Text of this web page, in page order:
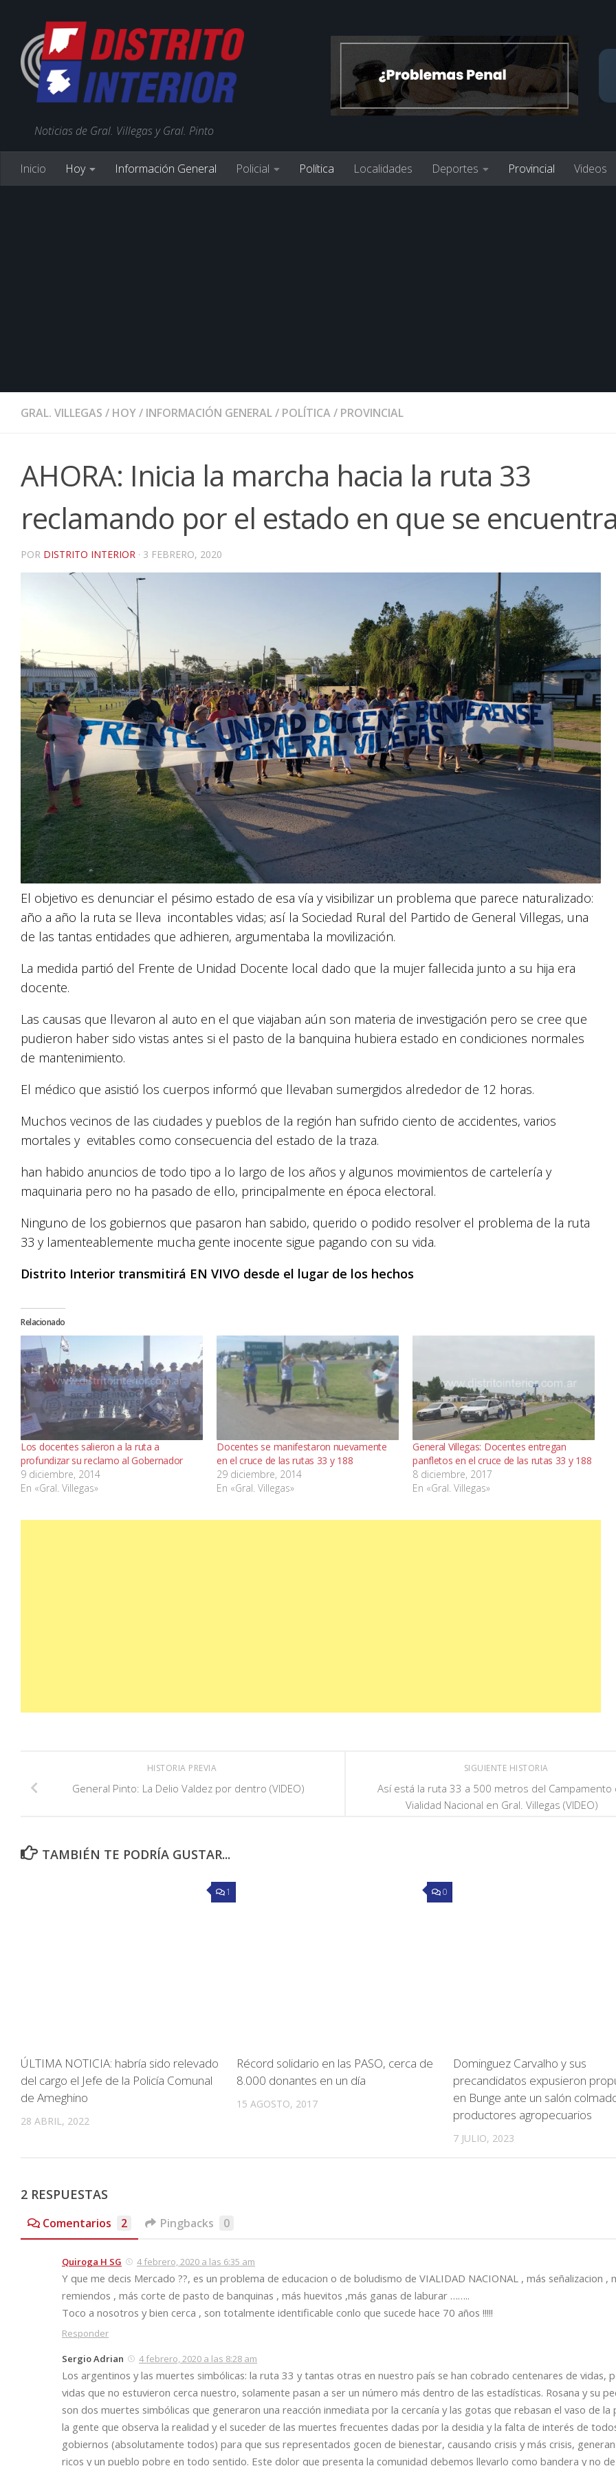
Noticias de Gral. Villegas y Gral. Pinto
Inicio Hoy Información General Policial Política Localidades Deportes Provincial Videos
GRAL. VILLEGAS / HOY/ INFORMACIÓN GENERAL/ POLÍTICA/ PROVINCIAL
AHORA: Inicia la marcha hacia la ruta 33
reclamando por el estado en que se
POR DISTRITO INTERIOR · 3 FEBRERO, 2020
El objetivo es denunciar el pésimo estado de esa vía y visibilizar un problema que parece naturalizado:
año a año la ruta se lleva incontables vidas; así la Sociedad Rural del Partido de General Villegas, una
de las tantas entidades que adhieren, argumentaba la movilización.
La medida partió del Frente de Unidad Docente local dado que la mujer fallecida junto a su hija era
docente.
Las causas que llevaron al auto en el que viajaban aún son materia de investigación pero se cree que
pudieron haber sido vistas antes si el pasto de la banquina hubiera estado en condiciones normales
de mantenimiento.
El médico que asistió los cuerpos informó que llevaban sumergidos alrededor de 12 horas.
Muchos vecinos de las ciudades y pueblos de la región han sufrido ciento de accidentes, varios
mortales y evitables como consecuencia del estado de la traza.
han habido anuncios de todo tipo a lo largo de los años y algunos movimientos de cartelería y
maquinaria pero no ha pasado de ello, principalmente en época electoral.
Ninguno de los gobiernos que pasaron han sabido, querido o podido resolver el problema de la ruta
33 y lamenteablemente mucha gente inocente sigue pagando con su vida.
Distrito Interior transmitirá EN VIVO desde el lugar de los hechos
Relacionado
Los docentes salieron a la ruta a
profundizar su reclamo al Gobernador
9 diciembre, 2014
En «Gral. Villegas»
Docentes se manifestaron nuevamente
en el cruce de las rutas 33 y 188
29 diciembre, 2014
En «Gral. Villegas»
General Villegas: Docentes entregan
panfletos en el cruce de las rutas 33 y 188
8 diciembre, 2017
En «Gral. Villegas»
SIGUIENTE HISTORIA
Así está la ruta 33 a 500 metros del Campamento
Vialidad Nacional en Gral. Villegas (VIDEO)
HISTORIA PREVIA
General Pinto: La Delio Valdez por dentro (VIDEO)
TAMBIÉN TE PODRÍA GUSTAR...
1
ÚLTIMA NOTICIA: habría sido relevado
del cargo el Jefe de la Policía Comunal
de Ameghino
28 ABRIL, 2022
0
Récord solidario en las PASO, cerca de
8.000 donantes en un día
15 AGOSTO, 2017
Dominguez Carvalho y sus
precandidatos expusieron
en Bunge ante un salón
productores agropecuarios
7 JULIO, 2023
2 RESPUESTAS
Comentarios 2 Pingbacks 0
Quiroga H SG 4 febrero, 2020 a las 6:35 am
Y que me decis Mercado ??, es un problema de educacion o de boludismo de VIALIDAD NACIONAL , más señalizacion ,
remiendos , más corte de pasto de banquinas , más huevitos ,más ganas de laburar ……..
Toco a nosotros y bien cerca , son totalmente identificable conlo que sucede hace 70 años !!!!!
Responder
Sergio Adrian 4 febrero, 2020 a las 8:28 am
Los argentinos y las muertes simbólicas: la ruta 33 y tantas otras en nuestro país se han cobrado centenares de vidas,
vidas que no estuvieron cerca nuestro, solamente pasan a ser un número más dentro de las estadísticas. Rosana y su
son dos muertes simbólicas que generaron una reacción inmediata por la cercanía y las gotas que rebasan el vaso de la
la gente que observa la realidad y el suceder de las muertes frecuentes dadas por la desidia y la falta de interés de
gobiernos (absolutamente todos) para que sus representados gocen de bienestar, causando crisis y más crisis,
ricos y un pueblo pobre en todo sentido. Este dolor que presenta la comunidad debemos llevarlo como bandera y no